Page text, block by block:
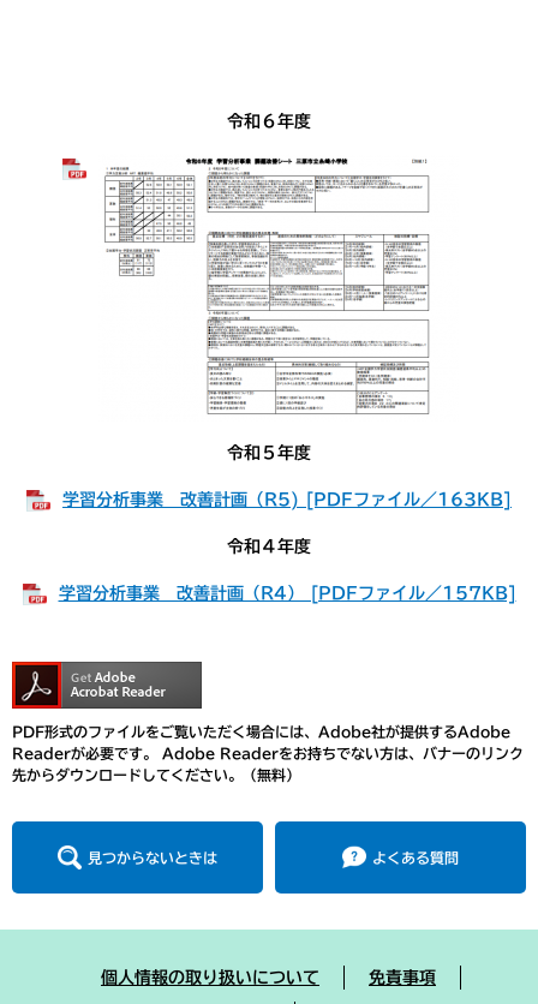
令和６年度
令和５年度
学習分析事業 改善計画（R5) [PDFファイル／163KB]
令和４年度
学習分析事業 改善計画（R4） [PDFファイル／157KB]
PDF形式のファイルをご覧いただく場合には、Adobe社が提供するAdobe
Readerが必要です。
Adobe Readerをお持ちでない方は、バナーのリンク
先からダウンロードしてください。（無料）
見つからないときは よくある質問
個人情報の取り扱いについて 免責事項